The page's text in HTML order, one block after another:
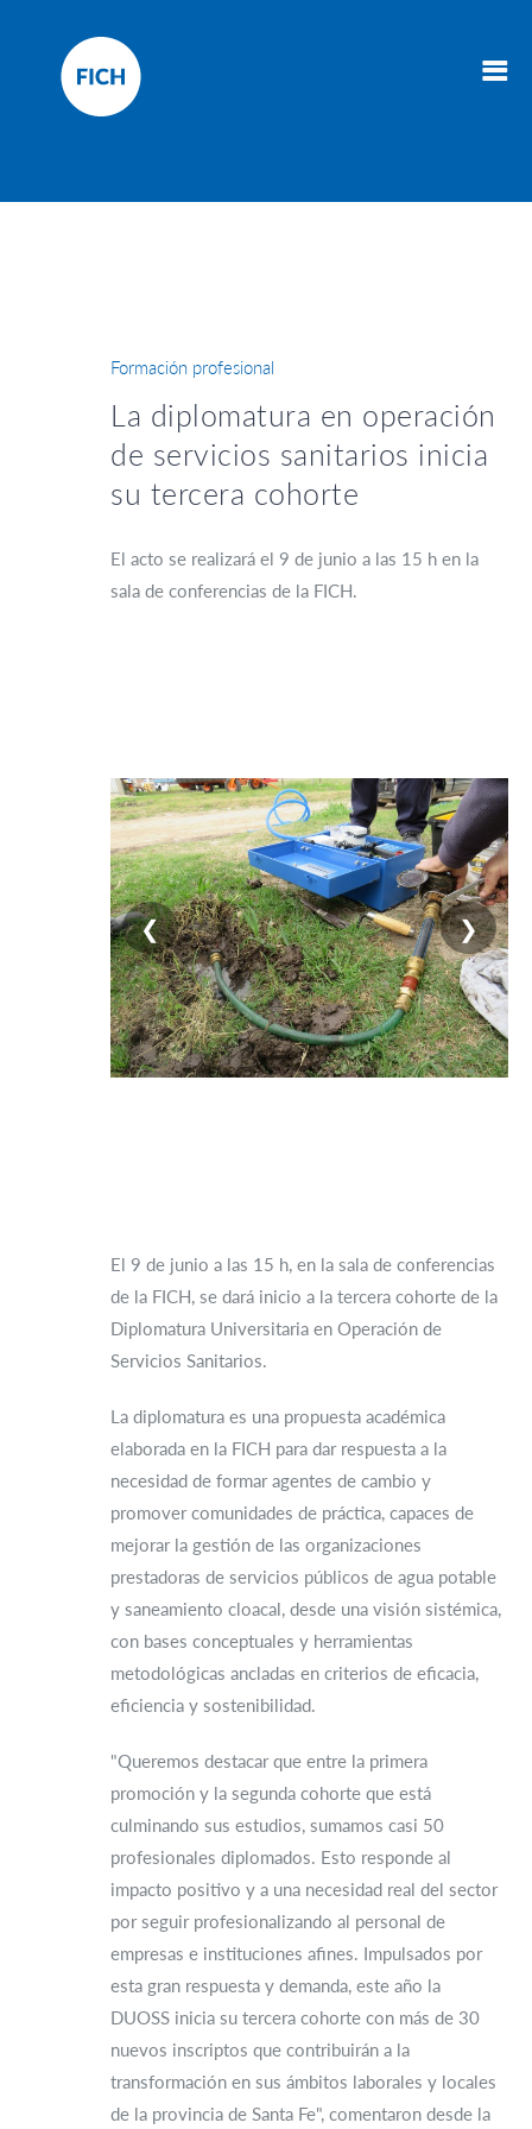
Formación profesional
La diplomatura en operación
de servicios sanitarios inicia
su tercera cohorte
El acto se realizará el 9 de junio a las 15 h en la
sala de conferencias de la FICH.
❮ ❯
El 9 de junio a las 15 h, en la sala de conferencias
de la FICH, se dará inicio a la tercera cohorte de la
Diplomatura Universitaria en Operación de
Servicios Sanitarios.
La diplomatura es una propuesta académica
elaborada en la FICH para dar respuesta a la
necesidad de formar agentes de cambio y
promover comunidades de práctica, capaces de
mejorar la gestión de las organizaciones
prestadoras de servicios públicos de agua potable
y saneamiento cloacal, desde una visión sistémica,
con bases conceptuales y herramientas
metodológicas ancladas en criterios de eficacia,
eficiencia y sostenibilidad.
"Queremos destacar que entre la primera
promoción y la segunda cohorte que está
culminando sus estudios, sumamos casi 50
profesionales diplomados. Esto responde al
impacto positivo y a una necesidad real del sector
por seguir profesionalizando al personal de
empresas e instituciones afines. Impulsados por
esta gran respuesta y demanda, este año la
DUOSS inicia su tercera cohorte con más de 30
nuevos inscriptos que contribuirán a la
transformación en sus ámbitos laborales y locales
de la provincia de Santa Fe", comentaron desde la